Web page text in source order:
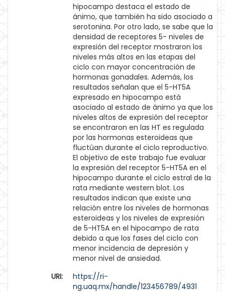
hipocampo destaca el estado de
ánimo, que también ha sido asociado a
serotonina. Por otro lado, se sabe que la
densidad de receptores 5- niveles de
expresión del receptor mostraron los
niveles más altos en las etapas del
ciclo con mayor concentración de
hormonas gonadales. Además, los
resultados señalan que el 5-HT5A
expresado en hipocampo está
asociado al estado de ánimo ya que los
niveles altos de expresión del receptor
se encontraron en las HT es regulada
por las hormonas esteroideas que
fluctúan durante el ciclo reproductivo.
El objetivo de este trabajo fue evaluar
la expresión del receptor 5-HT5A en el
hipocampo durante el ciclo estral de la
rata mediante western blot. Los
resultados indican que existe una
relación entre los niveles de hormonas
esteroideas y los niveles de expresión
de 5-HT5A en el hipocampo de rata
debido a que los fases del ciclo con
menor incidencia de depresión y
menor nivel de ansiedad.
URI:
https://ri-
ng.uaq.mx/handle/123456789/4931